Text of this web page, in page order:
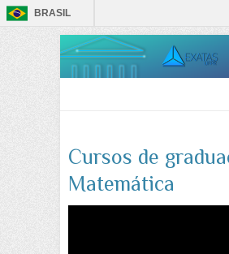
BRASIL
Cursos de
Matemática